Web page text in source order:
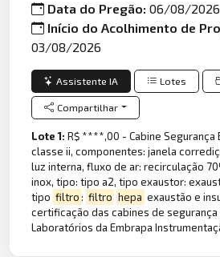
Data do Pregão:06/08/2026
Início do Acolhimento de
03/08/2026
Assistente IA Lotes
Compartilhar
Lote 1:R$ ****,00 - Cabine Segurança
classe ii, componentes: janela
luz interna, fluxo de ar: recirculação
inox, tipo: tipo a2, tipo exaustor:
tipo filtro: filtro hepa exaustão e
certificação das cabines de
Laboratórios da Embrapa